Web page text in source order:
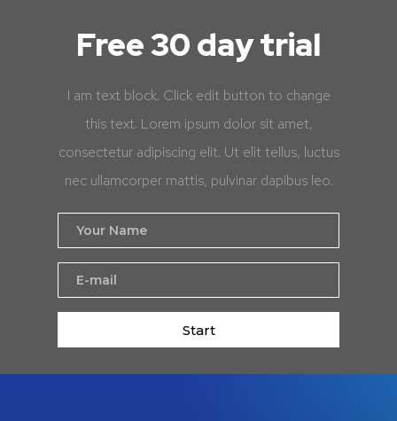
Free 30 day trial
I am text block. Click edit button to change
this text. Lorem ipsum dolor sit amet,
consectetur adipiscing elit. Ut elit tellus, luctus
nec ullamcorper mattis, pulvinar dapibus leo.
Start